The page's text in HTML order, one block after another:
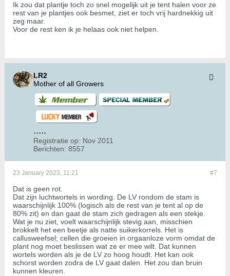
Ik zou dat plantje toch zo snel mogelijk uit je tent halen voor ze
rest van je plantjes ook besmet, ziet er toch vrij hardnekkig uit
zeg maar.
Voor de rest ken ik je helaas ook niet helpen.
LR2
Mother of all Growers
Registratie op: Nov 2011
Berichten: 8557
#7
23 January 2023, 11:21
Dat is geen rot.
Dat zijn luchtwortels in wording. De LV rondom de stam is
waarschijnlijk 100% (logisch als de rest van je tent al op de
80% zit) en dan gaat de stam zich gedragen als een stekje.
Wat je nu ziet, voelt waarschijnlijk stevig aan, misschien
brokkelt het een beetje als natte suikerkorrels. Het is
callusweefsel; cellen die groeien in orgaanloze vorm omdat de
plant nog moet beslissen wat ze er mee wilt. Dat kunnen
wortels worden als je de LV zo hoog houdt. Het kan ook
schorst worden zodra de LV gaat dalen. Het zou dan bruin
kunnen kleuren.